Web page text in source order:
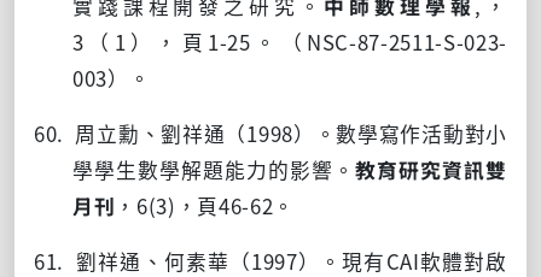
3 （ 1 ），頁 1-25 。（ NSC-87-2511-S-023-
003）。
60. 周立勳、劉祥通（1998）。數學寫作活動對小
學學生數學解題能力的影響。教育研究資訊雙
月刊 ， 6(3) ，頁46-62 。
61. 劉祥通、何素華（1997）。現有CAI軟體對啟